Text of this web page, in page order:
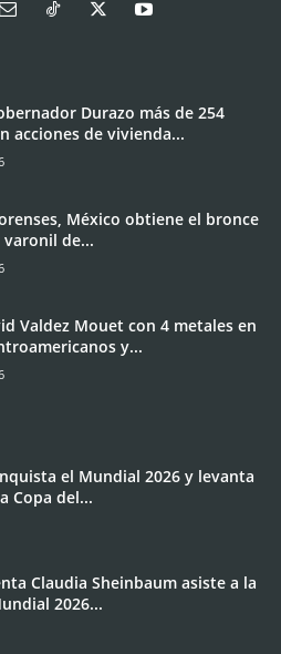
Durazo más de 254
acciones de vivienda...
México obtiene el bronce
de...
Valdez Mouet con 4 metales en
y...
el Mundial 2026 y levanta
Copa del...
Claudia Sheinbaum asiste a la
2026...